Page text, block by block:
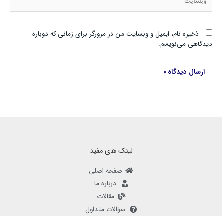
ذخیره نام، ایمیل و وبسایت من در مرورگر برای زمانی که دوباره
دیدگاهی می‌نویسم.
لینک های مفید
صفحه اصلی
درباره ما
مقالات
سؤالات متداول